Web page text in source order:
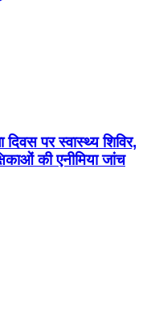
पर स्वास्थ्य शिविर,
की एनीमिया जांच